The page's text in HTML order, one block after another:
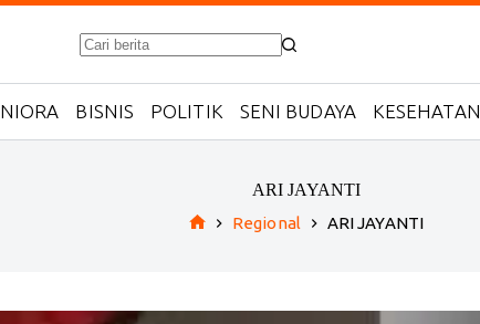
No
BISNIS POLITIK SENI BUDAYA KESEHATAN
ARI JAYANTI
Regional ARI JAYANTI